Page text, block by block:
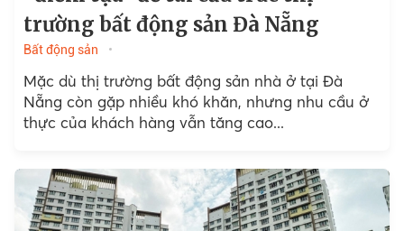
trường bất động sản Đà Nẵng
Bất động sản
Mặc dù thị trường bất động sản nhà ở tại Đà
Nẵng còn gặp nhiều khó khăn, nhưng nhu cầu ở
thực của khách hàng vẫn tăng cao...